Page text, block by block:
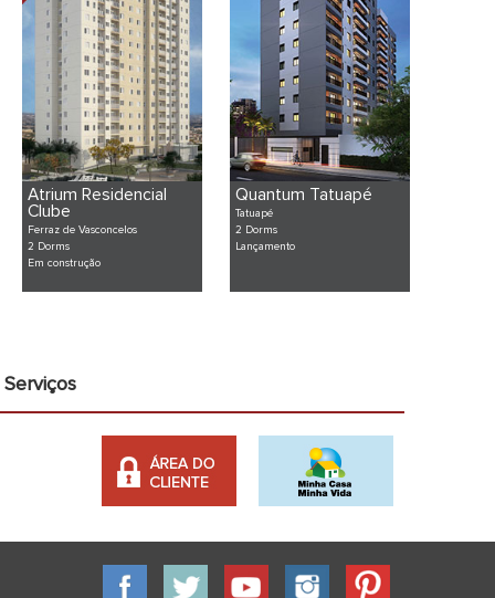
Atrium Residencial
Clube
Ferraz de Vasconcelos
2 Dorms
Em construção
Quantum Tatuapé
Tatuapé
2 Dorms
Lançamento
Serviços